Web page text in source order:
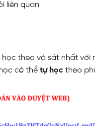
liên quan
theo và sát nhất với
có thể tự học theo